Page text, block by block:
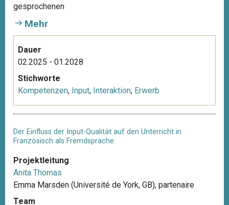
gesprochenen
Mehr
Dauer
02.2025 - 01.2028
Stichworte
Kompetenzen, Input, Interaktion, Erwerb
Der Einfluss der Input-Qualität auf den Unterricht in
Französisch als Fremdsprache
Projektleitung
Anita Thomas
Emma Marsden (Université de York, GB), partenaire
Team